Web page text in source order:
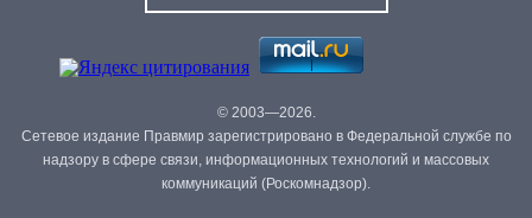
© 2003—2026.
Сетевое издание Правмир зарегистрировано в Федеральной службе по
надзору в сфере связи, информационных технологий и массовых
коммуникаций (Роскомнадзор).